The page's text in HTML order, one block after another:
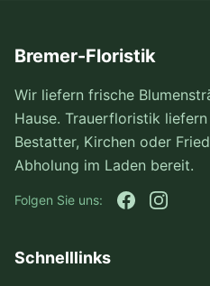
Bremer-Floristik
Wir liefern frische
Hause. Trauerfloristik
Bestatter, Kirchen oder
Abholung im Laden bereit.
Folgen Sie uns:
Schnelllinks